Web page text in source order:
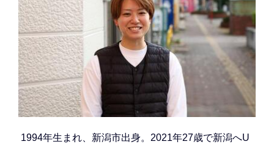
1994年生まれ、新潟市出身。2021年27歳で新潟へU